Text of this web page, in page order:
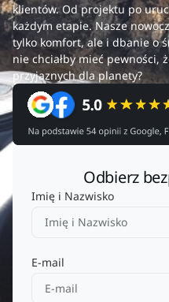
klientów. Od projektu po
każdym etapie. Nasze
tylko komfort, ale i dbanie o
nie chciałby mieć pewności,
przyjaznych dla planety?
Odbierz
Imię i Nazwisko
E-mail